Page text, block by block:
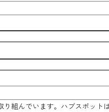
組んでいます。ハブスポッ